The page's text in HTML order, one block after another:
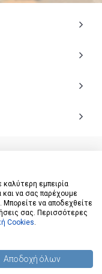
Reserved.
εμπειρία
να σας παρέχουμε
Μπορείτε να αποδεχθείτε
σας. Περισσότερες
Cookies.
Αποδοχή όλων
(0) προϊόντα